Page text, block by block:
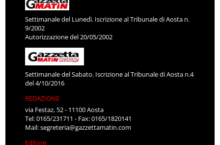
Settimanale del Lunedì. Iscrizione al Tribunale di Aosta n.
9/2002
Autorizzazione del 20/05/2002
Settimanale del Sabato. Iscrizione al Tribunale di Aosta n.4
del 4/10/2016
REDAZIONE
via Festaz, 52 - 11100 Aosta
Tel: 0165/231711 - Fax: 0165/1820141
Mail:segreteria@gazzettamatin.com
Editore